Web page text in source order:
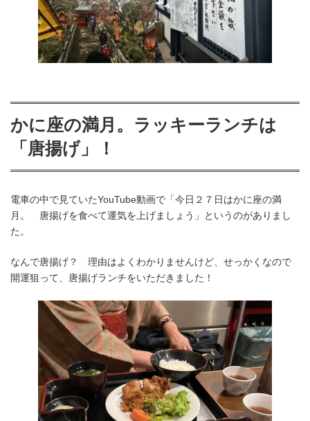
かに座の満月。ラッキーランチは
「唐揚げ」！
電車の中で見ていたYouTube動画で「今日２７日はかに座の満
月。 唐揚げを食べて運気を上げましょう」というのがありまし
た。
なんで唐揚げ？ 理由はよくわかりませんけど、せっかくなので
開運狙って、唐揚げランチをいただきました！